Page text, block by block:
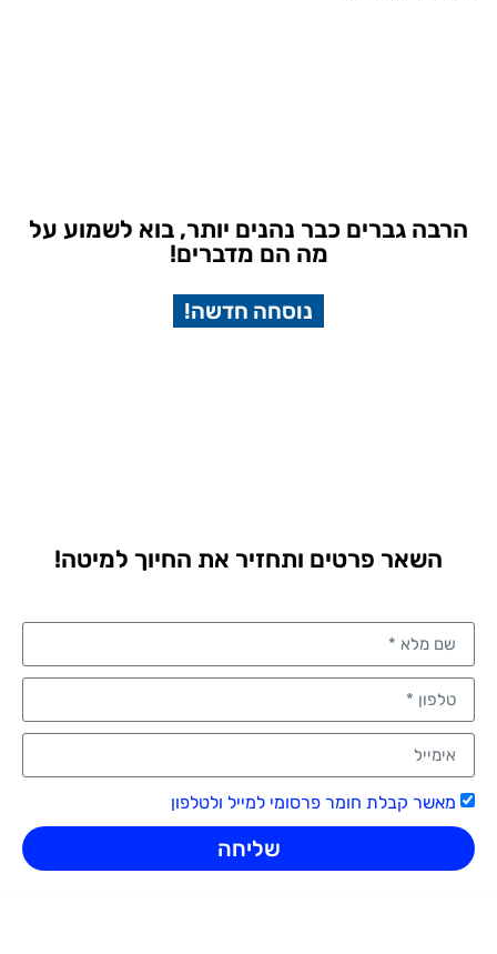
הרבה גברים כבר נהנים יותר, בוא לשמוע על
מה הם מדברים!
נוסחה חדשה!
השאר פרטים ותחזיר את החיוך למיטה!
מאשר קבלת חומר פרסומי למייל ולטלפון
שליחה